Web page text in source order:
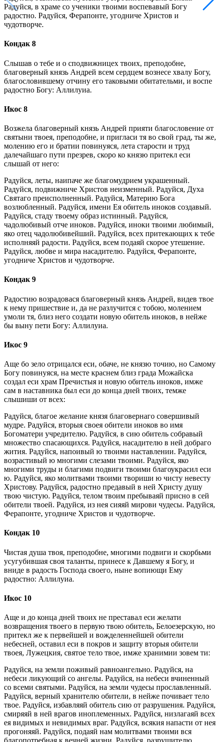
Радуйся, в храме со ученики твоими воспевавый Богу
радостно. Радуйся, Ферапонте, угодниче Христов и
чудотворче.
Кондак 8
Слышав о тебе и о сподвижницех твоих, преподобне,
благоверный князь Андрей всем сердцем вознесе хвалу Богу,
благословившему отчину его таковыми обитательми, и воспе
радостно Богу: Аллилуиа.
Икос 8
Возжела благоверный князь Андрей прияти благословение от
святыни твоея, преподобне, и пригласи тя во свой град, ты же,
молению его и братии повинуяся, лета старости и труд
далечайшаго пути презрев, скоро ко князю притекл еси
слышай от него:
Радуйся, леты, наипаче же благомудрием украшенный.
Радуйся, подвижниче Христов неизменный. Радуйся, Духа
Святаго преисполненный. Радуйся, Материю Бога
возлюбленный. Радуйся, имени Ея обитель иноков создавый.
Радуйся, стаду твоему образ истинный. Радуйся,
чадолюбивый отче иноков. Радуйся, иноки твоими любимый,
яко отец чадолюбивейший. Радуйся, всех притекающих к тебе
исполняяй радости. Радуйся, всем подаяй скорое утешение.
Радуйся, любве и мира насадителю. Радуйся, Ферапонте,
угодниче Христов и чудотворче.
Кондак 9
Радостию возрадовася благоверный князь Андрей, видев твое
к нему пришествие и, да не разлучится с тобою, молением
умоли тя, близ него создати новую обитель иноков, в нейже
бы выну пети Богу: Аллилуиа.
Икос 9
Аще бо зело отрицался еси, обаче, не князю точию, но Самому
Богу повинуяся, на месте краснем близ града Можайска
создал еси храм Пречистыя и новую обитель иноков, имже
сам в наставника был еси до конца дней твоих, темже
слышиши от всех:
Радуйся, благое желание князя благовернаго совершивый
мудре. Радуйся, вторыя своея обители иноков во имя
Богоматери учредителю. Радуйся, в сию обитель собравый
множество спасающихся. Радуйся, насадителю в ней добраго
жития. Радуйся, напоивый ю твоими наставлении. Радуйся,
возрастивый ю многими слезами твоими. Радуйся, яко
многими труды и благими подвиги твоими благоукрасил еси
ю. Радуйся, яко молитвами твоими твориши ю чисту невесту
Христову. Радуйся, радостно предавый в ней Христу душу
твою чистую. Радуйся, телом твоим пребываяй присно в сей
обители твоей. Радуйся, из нея сияяй мирови чудесы. Радуйся,
Ферапонте, угодниче Христов и чудотворче.
Кондак 10
Чистая душа твоя, преподобне, многими подвиги и скорбьми
усугубившая своя таланты, принесе к Давшему я Богу, и
вниде в радость Господа своего, ныне вопиющи Ему
радостно: Аллилуиа.
Икос 10
Аще и до конца дней твоих не преставал еси желати
возвращения твоего в первую твою обитель, Белоезерскую, но
притекл же к первейшей и вожделеннейшей обители
небесней, оставил еси в покров и защиту вторыя обители
твоея, Лужецкия, святое тело твое, имже хранимии зовем ти:
Радуйся, на земли поживый равноангельно. Радуйся, на
небеси ликующий со ангелы. Радуйся, на небеси вчиненный
со всеми святыми. Радуйся, на земли чудесы прославленный.
Радуйся, верный хранителю обители, в нейже почивает тело
твое. Радуйся, избавляяй обитель сию от разрушения. Радуйся,
смиряяй в ней врагов иноплеменных. Радуйся, низлагаяй всех
ея видимых и невидимых враг. Радуйся, всякия напасти от нея
прогоняяй. Радуйся, подаяй нам молитвами твоими вся